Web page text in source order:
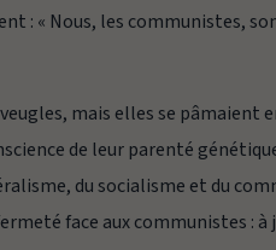
: « Nous, les communistes,
mais elles se pâmaient
de leur parenté génétique
du socialisme et du
face aux communistes :